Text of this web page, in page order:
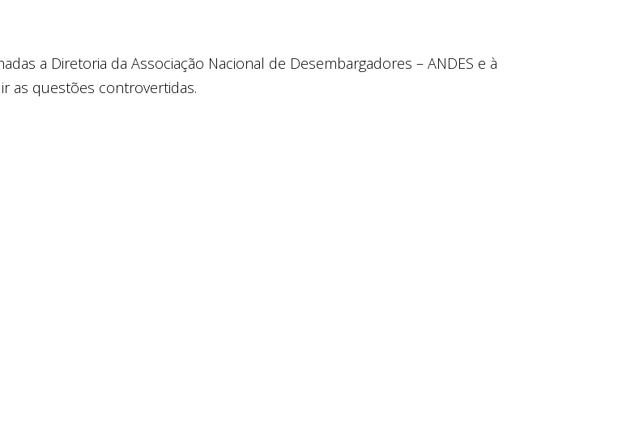
a Diretoria da Associação Nacional de Desembargadores – ANDES e à
as questões controvertidas.